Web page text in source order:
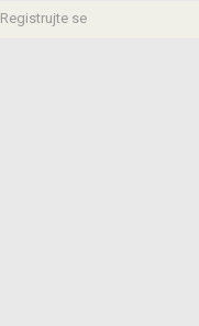
Registrujte se